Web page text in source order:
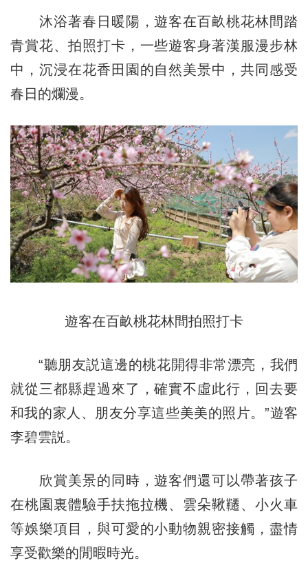
沐浴著春日暖陽，遊客在百畝桃花林間踏
青賞花、拍照打卡，一些遊客身著漢服漫步林
中，沉浸在花香田園的自然美景中，共同感受
春日的爛漫。
遊客在百畝桃花林間拍照打卡
“聽朋友説這邊的桃花開得非常漂亮，我們
就從三都縣趕過來了，確實不虛此行，回去要
和我的家人、朋友分享這些美美的照片。”遊客
李碧雲説。
欣賞美景的同時，遊客們還可以帶著孩子
在桃園裏體驗手扶拖拉機、雲朵鞦韆、小火車
等娛樂項目，與可愛的小動物親密接觸，盡情
享受歡樂的閒暇時光。